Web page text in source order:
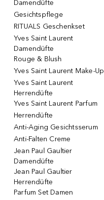
Damendüfte
Gesichtspflege
RITUALS Geschenkset
Yves Saint Laurent
Damendüfte
Rouge & Blush
Yves Saint Laurent Make-Up
Yves Saint Laurent
Herrendüfte
Yves Saint Laurent Parfum
Herrendüfte
Anti-Aging Gesichtsserum
Anti-Falten Creme
Jean Paul Gaultier
Damendüfte
Jean Paul Gaultier
Herrendüfte
Parfum Set Damen